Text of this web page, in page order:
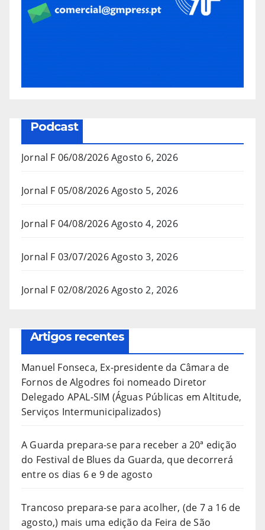
Podcast
Jornal F 06/08/2026Agosto 6, 2026
Jornal F 05/08/2026Agosto 5, 2026
Jornal F 04/08/2026Agosto 4, 2026
Jornal F 03/07/2026Agosto 3, 2026
Jornal F 02/08/2026Agosto 2, 2026
Artigos recentes
Manuel Fonseca, Ex-presidente da Câmara de
Fornos de Algodres foi nomeado Diretor
Delegado APAL-SIM (Águas Públicas em Altitude,
Serviços Intermunicipalizados)
A Guarda prepara-se para receber a 20ª edição
do Festival de Blues da Guarda, que decorrerá
entre os dias 6 e 9 de agosto
Trancoso prepara-se para acolher, (de 7 a 16 de
agosto,) mais uma edição da Feira de São